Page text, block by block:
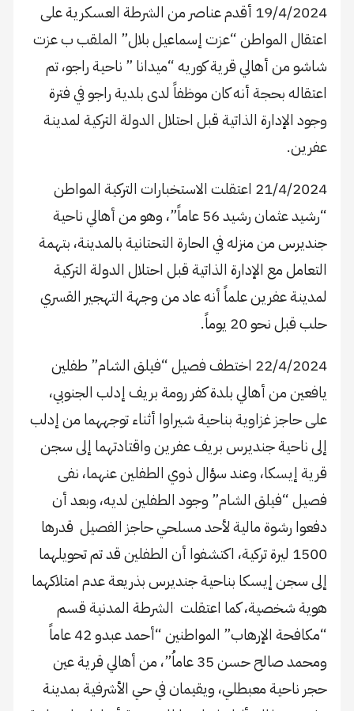
19/4/2024 أقدم عناصر من الشرطة العسكرية على
اعتقال المواطن “عزت إسماعيل بلال” الملقب ب عزت
شاشو من أهالي قرية كوريه “ميدانا ” ناحية راجو، تم
اعتقاله بحجة أنه كان موظفاً لدى بلدية راجو في فترة
وجود الإدارة الذاتية قبل احتلال الدولة التركية لمدينة
عفرين.
21/4/2024 اعتقلت الاستخبارات التركية المواطن
“رشيد عثمان رشيد 56 عاماً”، وهو من أهالي ناحية
جنديرس من منزله في الحارة التحتانية بالمدينة، بتهمة
التعامل مع الإدارة الذاتية قبل احتلال الدولة التركية
لمدينة عفرين علماً أنه عاد من وجهة التهجير القسري
حلب قبل نحو 20 يوماً.
22/4/2024 اختطف فصيل “فيلق الشام” طفلين
يافعين من أهالي بلدة كفر رومة بريف إدلب الجنوبي،
على حاجز غزاوية بناحية شيراوا أثناء توجههما من إدلب
إلى ناحية جنديرس بريف عفرين واقتادتهما إلى سجن
قرية إيسكا، وعند سؤال ذوي الطفلين عنهما، نفى
فصيل “فيلق الشام” وجود الطفلين لديه، وبعد أن
دفعوا رشوة مالية لأحد مسلحي حاجز الفصيل قدرها
1500 ليرة تركية، اكتشفوا أن الطفلين قد تم تحويلهما
إلى سجن إيسكا بناحية جنديرس بذريعة عدم امتلاكهما
هوية شخصية، كما اعتقلت الشرطة المدنية قسم
“مكافحة الإرهاب” المواطنين “أحمد عبدو 42 عاماً
ومحمد صالح حسن 35 عاماُ”، من أهالي قرية عين
حجر ناحية معبطلي، ويقيمان في حي الأشرفية بمدينة